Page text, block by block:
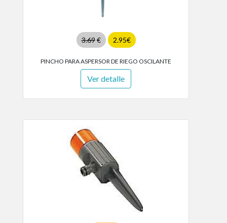
3.69€ 2.95€
PINCHO PARA ASPERSOR DE RIEGO OSCILANTE
Ver detalle